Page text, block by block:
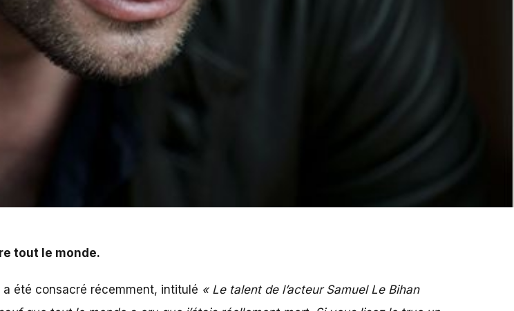
tout le monde.
a été consacré récemment, intitulé « Le talent de l’acteur Samuel Le Bihan